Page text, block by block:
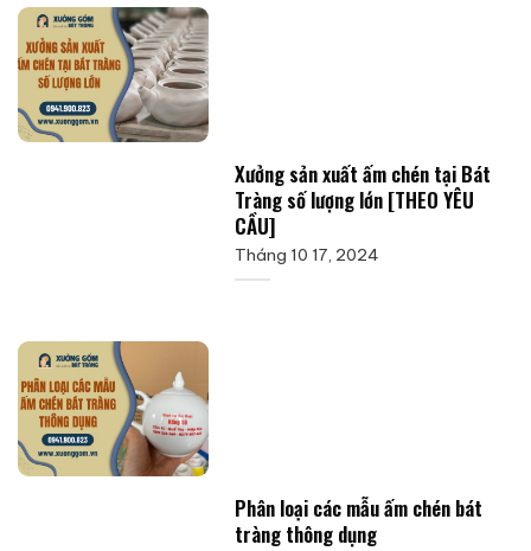
Xưởng sản xuất ấm chén tại Bát
Tràng số lượng lớn [THEO YÊU
CẦU]
Tháng 10 17, 2024
Phân loại các mẫu ấm chén bát
tràng thông dụng